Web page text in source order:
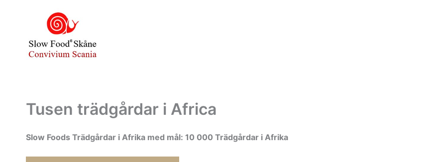
Tusen trädgårdar i Africa
Slow Foods Trädgårdar i Afrika med mål: 10 000 Trädgårdar i Afrika